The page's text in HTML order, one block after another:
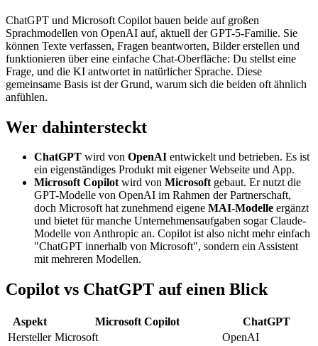
ChatGPT und Microsoft Copilot bauen beide auf großen
Sprachmodellen von OpenAI auf, aktuell der GPT-5-Familie. Sie
können Texte verfassen, Fragen beantworten, Bilder erstellen und
funktionieren über eine einfache Chat-Oberfläche: Du stellst eine
Frage, und die KI antwortet in natürlicher Sprache. Diese
gemeinsame Basis ist der Grund, warum sich die beiden oft ähnlich
anfühlen.
Wer dahintersteckt
ChatGPT wird von OpenAI entwickelt und betrieben. Es ist
ein eigenständiges Produkt mit eigener Webseite und App.
Microsoft Copilotwird von Microsoftgebaut. Er nutzt die
GPT-Modelle von OpenAI im Rahmen der Partnerschaft,
doch Microsoft hat zunehmend eigene MAI-Modelle ergänzt
und bietet für manche Unternehmensaufgaben sogar Claude-
Modelle von Anthropic an. Copilot ist also nicht mehr einfach
"ChatGPT innerhalb von Microsoft", sondern ein Assistent
mit mehreren Modellen.
Copilot vs ChatGPT auf einen Blick
Aspekt Microsoft Copilot
ChatGPT
Hersteller Microsoft
OpenAI